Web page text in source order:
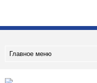
Главное меню